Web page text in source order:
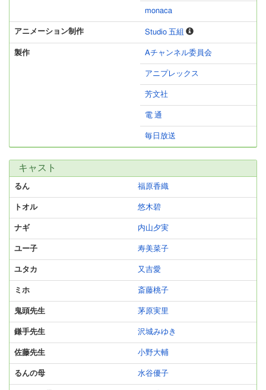
monaca
アニメーション制作 Studio 五組
製作 Aチャンネル委員会
アニプレックス
芳文社
電 通
毎日放送
キャスト
るん 福原香織
トオル 悠木碧
ナギ 内山夕実
ユー子 寿美菜子
ユタカ 又吉愛
ミホ 斎藤桃子
鬼頭先生 茅原実里
鎌手先生 沢城みゆき
佐藤先生 小野大輔
るんの母 水谷優子